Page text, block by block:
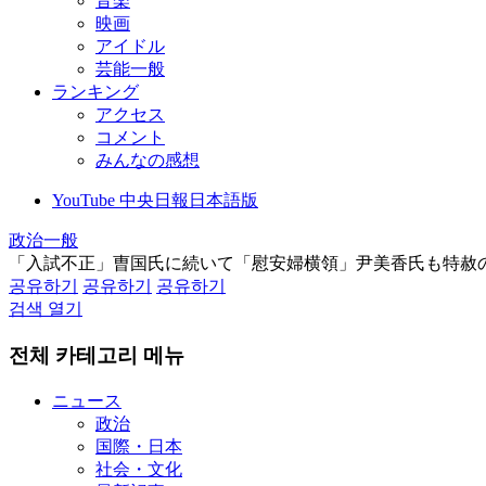
映画
アイドル
芸能一般
ランキング
アクセス
コメント
みんなの感想
YouTube 中央日報日本語版
政治一般
「入試不正」曺国氏に続いて「慰安婦横領」尹美香氏も特赦
공유하기
공유하기
공유하기
검색 열기
전체 카테고리 메뉴
ニュース
政治
国際・日本
社会・文化